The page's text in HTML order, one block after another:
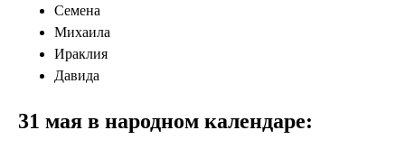
Семена
Михаила
Ираклия
Давида
31 мая в народном календаре: